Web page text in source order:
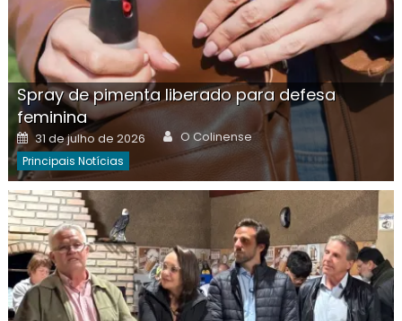
Spray de pimenta liberado para defesa
feminina
Posted
on
31 de julho de 2026 Author
O Colinense
Principais Notícias